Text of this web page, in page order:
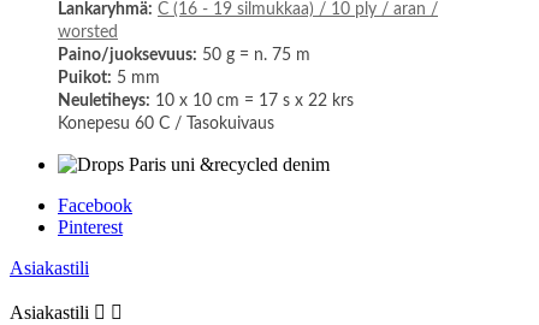
Lankaryhmä: C (16 - 19 silmukkaa) / 10 ply / aran /
worsted
Paino/juoksevuus: 50 g = n. 75 m
Puikot: 5 mm
Neuletiheys: 10 x 10 cm = 17 s x 22 krs
Konepesu 60 C / Tasokuivaus
Facebook
Pinterest
Asiakastili
Asiakastili  